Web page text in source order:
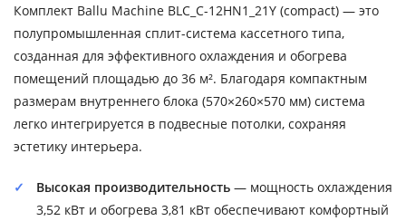
Комплект Ballu Machine BLC_C-12HN1_21Y (compact) — это
полупромышленная сплит-система кассетного типа,
созданная для эффективного охлаждения и обогрева
помещений площадью до 36 м². Благодаря компактным
размерам внутреннего блока (570×260×570 мм) система
легко интегрируется в подвесные потолки, сохраняя
эстетику интерьера.
Высокая производительность — мощность охлаждения
3,52 кВт и обогрева 3,81 кВт обеспечивают комфортный